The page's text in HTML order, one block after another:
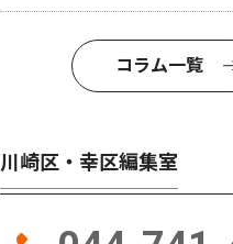
コラム一覧
川崎区・幸区編集室